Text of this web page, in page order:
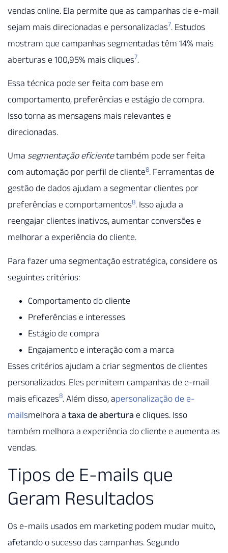
vendas online. Ela permite que as campanhas de e-mail
sejam mais direcionadas e personalizadas7. Estudos
mostram que campanhas segmentadas têm 14% mais
aberturas e 100,95% mais cliques7.
Essa técnica pode ser feita com base em
comportamento, preferências e estágio de compra.
Isso torna as mensagens mais relevantes e
direcionadas.
Uma segmentação eficientetambém pode ser feita
com automação por perfil de cliente8. Ferramentas de
gestão de dados ajudam a segmentar clientes por
preferências e comportamentos8. Isso ajuda a
reengajar clientes inativos, aumentar conversões e
melhorar a experiência do cliente.
Para fazer uma segmentação estratégica, considere os
seguintes critérios:
Comportamento do cliente
Preferências e interesses
Estágio de compra
Engajamento e interação com a marca
Esses critérios ajudam a criar segmentos de clientes
personalizados. Eles permitem campanhas de e-mail
mais eficazes8. Além disso, apersonalização de e-
mailsmelhora a taxa de abertura e cliques. Isso
também melhora a experiência do cliente e aumenta as
vendas.
Tipos de E-mails que
Geram Resultados
Os e-mails usados em marketing podem mudar muito,
afetando o sucesso das campanhas. Segundo